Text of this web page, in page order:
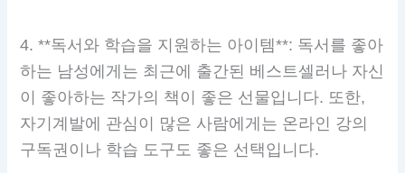
4. **독서와 학습을 지원하는 아이템**: 독서를 좋아
하는 남성에게는 최근에 출간된 베스트셀러나 자신
이 좋아하는 작가의 책이 좋은 선물입니다. 또한,
자기계발에 관심이 많은 사람에게는 온라인 강의
구독권이나 학습 도구도 좋은 선택입니다.